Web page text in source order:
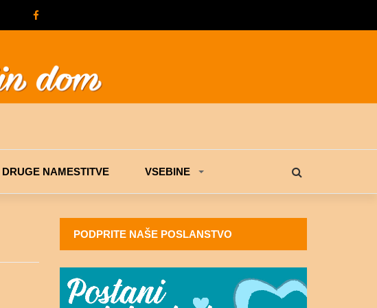
DRUGE NAMESTITVE VSEBINE
PODPRITE NAŠE POSLANSTVO